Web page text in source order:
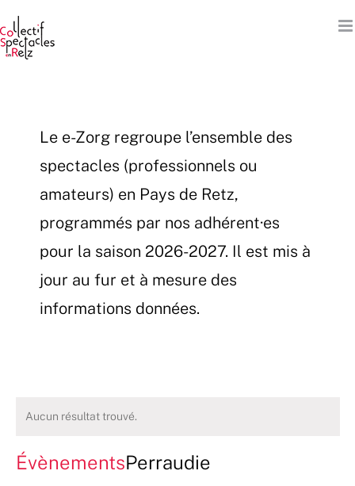
au
contenu
Le e-Zorg regroupe l’ensemble des
spectacles (professionnels ou
amateurs) en Pays de Retz,
programmés par nos adhérent·es
pour la saison 2026-2027. Il est mis à
jour au fur et à mesure des
informations données.
Aucun résultat trouvé.
ÉvènementsPerraudie